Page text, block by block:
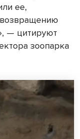
ее,
— цитируют
зоопарка